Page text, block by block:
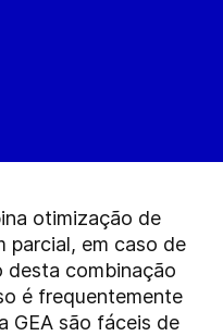
otimização de
parcial, em caso de
desta combinação
é frequentemente
GEA são fáceis de